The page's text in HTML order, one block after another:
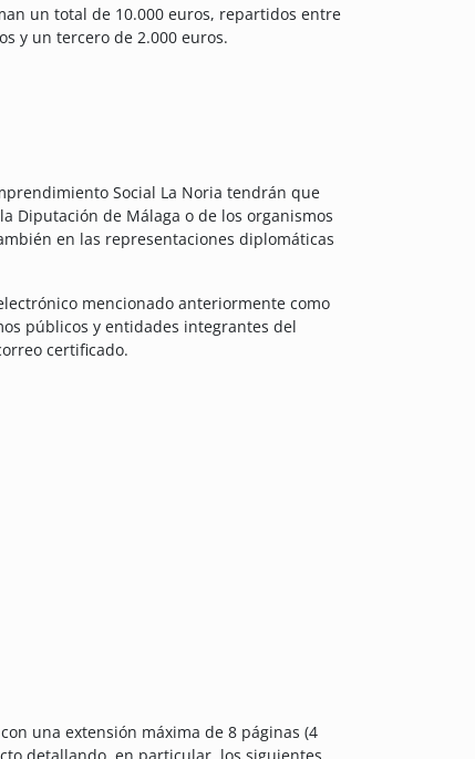
un total de 10.000 euros, repartidos entre
y un tercero de 2.000 euros.
Social La Noria tendrán que
Diputación de Málaga o de los organismos
en las representaciones diplomáticas
mencionado anteriormente como
públicos y entidades integrantes del
certificado.
una extensión máxima de 8 páginas (4
detallando, en particular, los siguientes